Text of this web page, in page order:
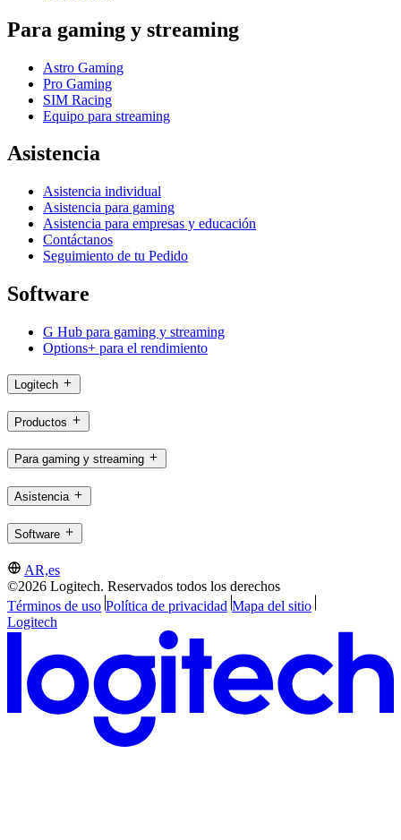
Para gaming y streaming
Astro Gaming
Pro Gaming
SIM Racing
Equipo para streaming
Asistencia
Asistencia individual
Asistencia para gaming
Asistencia para empresas y educación
Contáctanos
Seguimiento de tu Pedido
Software
G Hub para gaming y streaming
Options+ para el rendimiento
Logitech
Productos
Para gaming y streaming
Asistencia
Software
AR,es
©2026 Logitech. Reservados todos los derechos
Términos de uso Política de privacidad Mapa del sitio
Logitech